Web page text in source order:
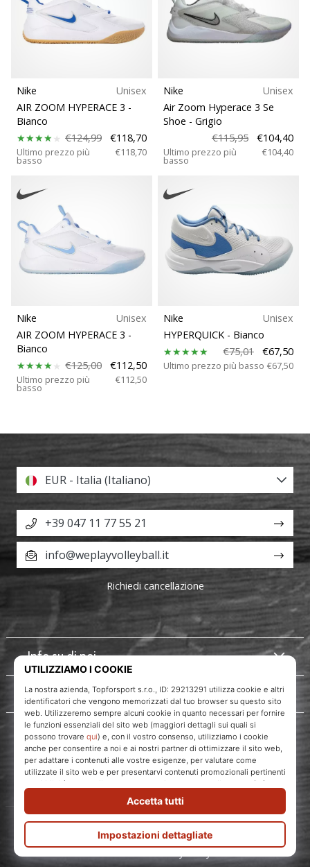
Nike
Unisex
AIR ZOOM HYPERACE 3 -
Bianco
€124,99
€118,70
Ultimo prezzo più
basso
€118,70
Nike
Unisex
Air Zoom Hyperace 3 Se
Shoe - Grigio
€115,95
€104,40
Ultimo prezzo più
basso
€104,40
Nike
Unisex
AIR ZOOM HYPERACE 3 -
Bianco
€125,00
€112,50
Ultimo prezzo più
basso
€112,50
Nike
Unisex
HYPERQUICK - Bianco
€75,01
€67,50
Ultimo prezzo più basso €67,50
WePlayVolleyball.it
Info su di noi
Servizio clienti
EUR - Italia (Italiano)
+39 047 11 77 55 21
info@weplayvolleyball.it
Richiedi cancellazione
Topforsport s. r. o., Dukelská třída 1666/106, Brno, 614 00
codice fiscale: CZ29213291
© 2010 – 2026 WePlayVolleyball.it